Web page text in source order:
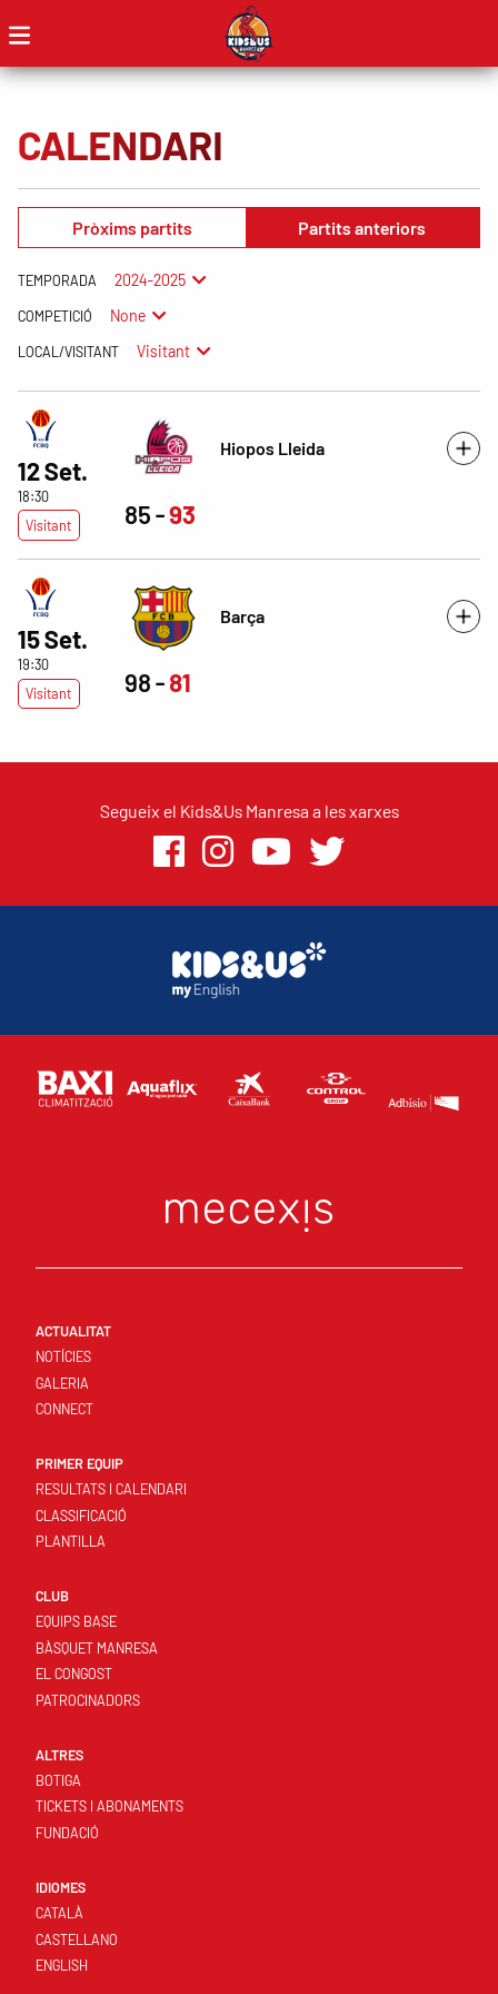
CALENDARI
Pròxims partits Partits anteriors
TEMPORADA 2024-2025
COMPETICIÓ None
LOCAL/VISITANT Visitant
12 Set.
18:30
Visitant
Hiopos Lleida
85 93
15 Set.
19:30
Visitant
Barça
98 81
Segueix el Kids&Us Manresa a les xarxes
ACTUALITAT
NOTÍCIES
GALERIA
CONNECT
PRIMER EQUIP
RESULTATS I CALENDARI
CLASSIFICACIÓ
PLANTILLA
CLUB
EQUIPS BASE
BÀSQUET MANRESA
EL CONGOST
PATROCINADORS
ALTRES
BOTIGA
TICKETS I ABONAMENTS
FUNDACIÓ
IDIOMES
CATALÀ
CASTELLANO
ENGLISH